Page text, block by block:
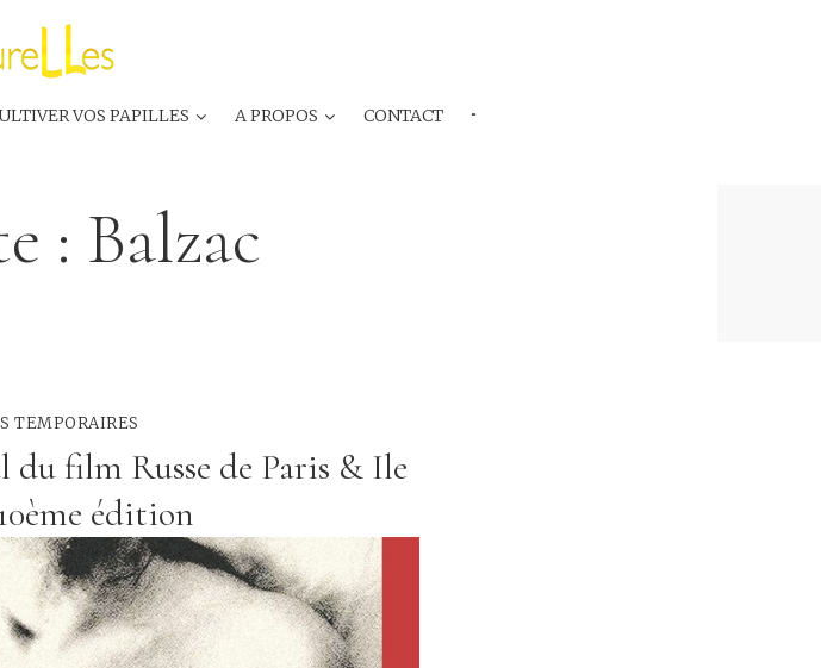
VOS PAPILLES A PROPOS CONTACT ···
: Balzac
TEMPORAIRES
du film Russe de Paris & Ile
édition